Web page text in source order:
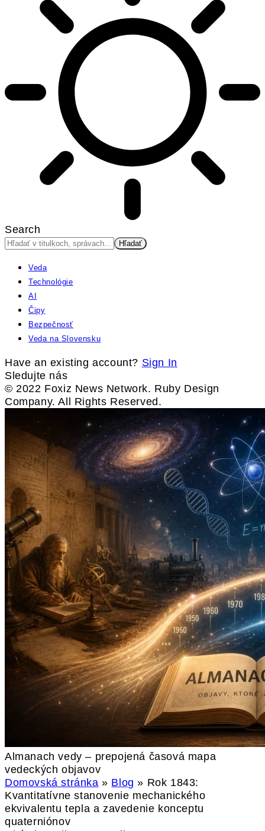
Search
Veda
Technológie
AI
Čipy
Bezpečnosť
Veda na Slovensku
Have an existing account? Sign In
Sledujte nás
© 2022 Foxiz News Network. Ruby Design
Company. All Rights Reserved.
Almanach vedy – prepojená časová mapa
vedeckých objavov
Domovská stránka » Blog » Rok 1843:
Kvantitatívne stanovenie mechanického
ekvivalentu tepla a zavedenie konceptu
quaterniónov